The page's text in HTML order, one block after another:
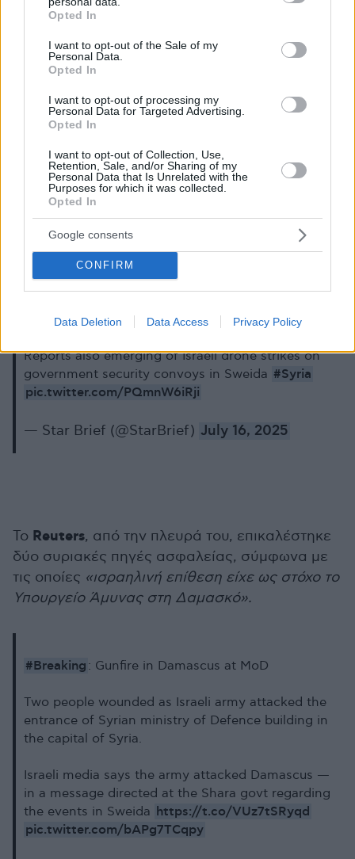
grant or deny consent to Google and its third-party tags to
use your data for below specified purposes in below Google
consent section.
Opted In
I want to opt-out of the Sale of my
Personal Data.
Opted In
I want to opt-out of processing my
Personal Data for Targeted Advertising.
Opted In
I want to opt-out of Collection, Use,
Retention, Sale, and/or Sharing of my
Personal Data that Is Unrelated with the
Purposes for which it was collected.
Opted In
Google consents
CONFIRM
Data Deletion Data Access Privacy Policy
2025
Channel 14
«ισραηλινό πολεμικό αεροσκάφος εξαπέλυσε
αεροπορική επίθεση έξω από την κεντρική
στρατιωτική βάση του συριακού καθεστώτος,
ως μήνυμα προς τη νόμιμη κυβέρνηση που
διοικεί τη χώρα».
🚨 BREAKING: Massive explosions in Damascus as
Reports also emerging of Israeli drone strikes on
government security convoys in Sweida #Syria
pic.twitter.com/PQmnW6iRji
— Star Brief (@StarBrief) July 16, 2025
Το Reuters, από την πλευρά του, επικαλέστηκε
δύο συριακές πηγές ασφαλείας, σύμφωνα με
τις οποίες «ισραηλινή επίθεση είχε ως στόχο το
Υπουργείο Άμυνας στη Δαμασκό».
#Breaking : Gunfire in Damascus at MoD
Two people wounded as Israeli army attacked the
entrance of Syrian ministry of Defence building in
the capital of Syria.
Israeli media says the army attacked Damascus —
in a message directed at the Shara govt regarding
the events in Sweida https://t.co/VUz7tSRyqd
pic.twitter.com/bAPg7TCqpy